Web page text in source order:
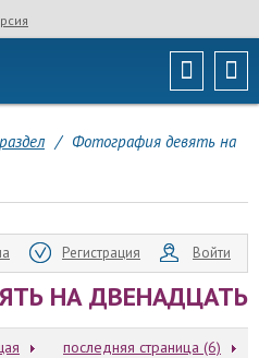
/ Фотография девять на
Регистрация Войти
НА ДВЕНАДЦАТЬ
последняя страница (6)